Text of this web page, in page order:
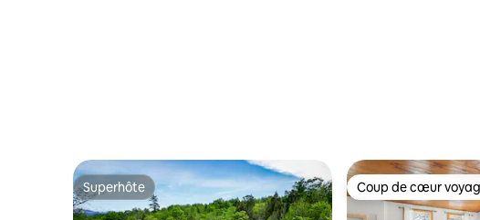
Superhôte
Superhôte Coup de cœur
Coup de cœur